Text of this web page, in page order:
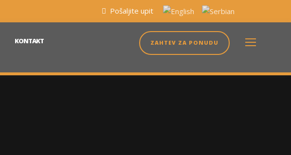
Pošaljite upit
KONTAKT ZAHTEV ZA PONUDU